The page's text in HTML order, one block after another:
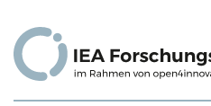
Inhalt